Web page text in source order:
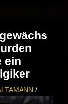
ein
/